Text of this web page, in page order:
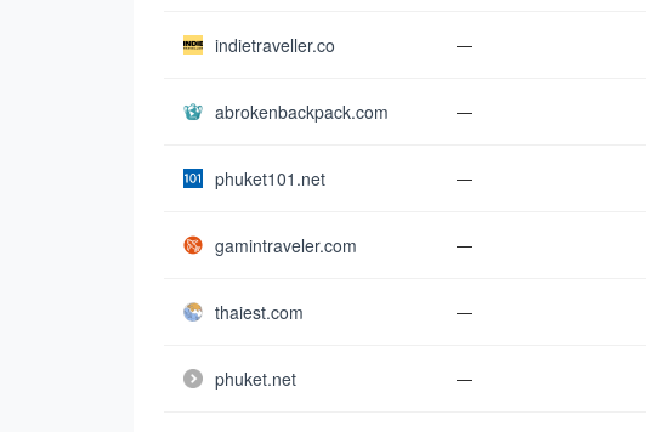
indietraveller.co —
abrokenbackpack.com —
phuket101.net —
gamintraveler.com —
thaiest.com —
phuket.net —